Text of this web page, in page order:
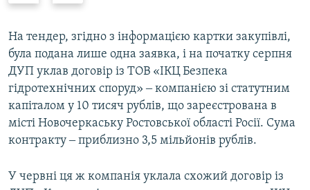
v
i
o
u
s
s
l
d
t
s
l
i
d
e
На тендер, згідно з інформацією картки закупівлі,
була подана лише одна заявка, і на початку серпня
ДУП уклав договір із ТОВ «ІКЦ Безпека
гідротехнічних споруд» ‒ компанією зі статутним
капіталом у 10 тисяч рублів, що зареєстрована в
місті Новочеркаську Ростовської області Росії. Сума
контракту ‒ приблизно 3,5 мільйонів рублів.
У червні ця ж компанія уклала схожий договір із